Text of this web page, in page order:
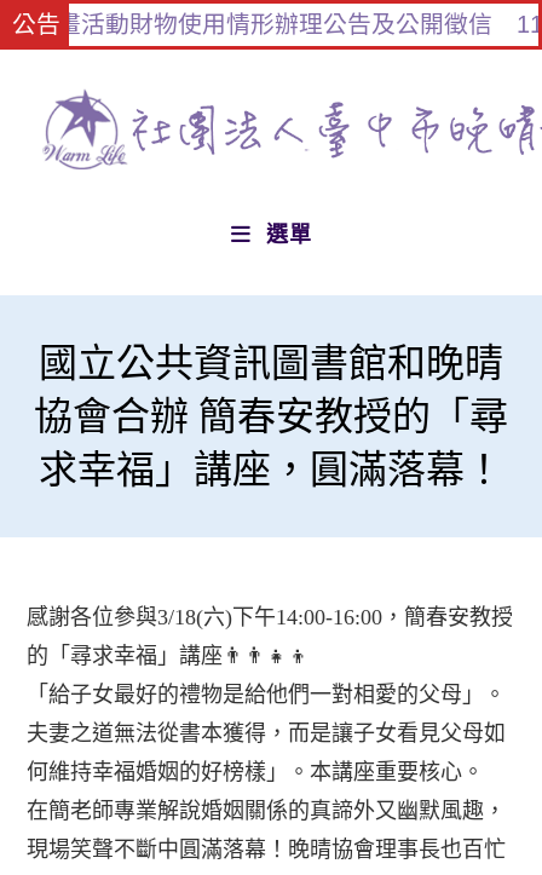
公告
活動財物使用情形辦理公告及公開徵信 112年
選單
國立公共資訊圖書館和晚晴
協會合辦 簡春安教授的「尋
求幸福」講座，圓滿落幕！
感謝各位參與3/18(六)下午14:00-16:00，簡春安教授
的「尋求幸福」講座👨‍👨‍👧‍👦
「給子女最好的禮物是給他們一對相愛的父母」。
夫妻之道無法從書本獲得，而是讓子女看見父母如
何維持幸福婚姻的好榜樣」。本講座重要核心。
在簡老師專業解說婚姻關係的真諦外又幽默風趣，
現場笑聲不斷中圓滿落幕！晚晴協會理事長也百忙